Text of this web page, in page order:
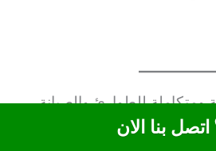
للطوارئ والصيانة
اتصل بنا الان